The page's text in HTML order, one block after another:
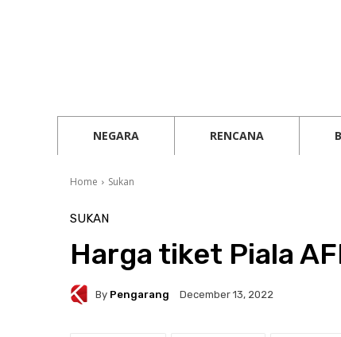
NEGARA RENCANA
Home Sukan
SUKAN
Harga tiket Piala
By Pengarang December 13, 2022